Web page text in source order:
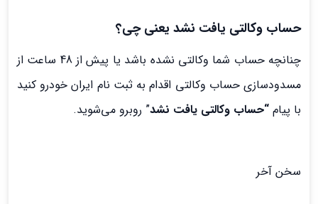
حساب وکالتی یافت نشد یعنی چی؟
چنانچه حساب شما وکالتی نشده باشد یا پیش از 48 ساعت از
مسدودسازی حساب وکالتی اقدام به ثبت نام ایران خودرو کنید
با پیام “حساب وکالتی یافت نشد” روبرو می‌شوید.
سخن آخر